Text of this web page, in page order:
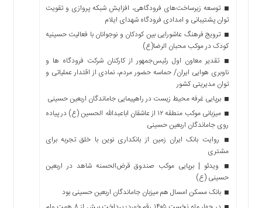
توسعه زیرساخت‌های فرودگاهی، افزایش شبکه پروازی و تقویت
توان پشتیبانی و امدادی فرودگاه شهدای ایلام
ترویج فرهنگ عاشورایی بین کودکان و نوجوانان با فعالیت حسینیه
کودک در موکب محبان الرضا(ع)
تقدیر معاون اول رئیس‌جمهور از کارکنان شرکت فرودگاه ها و
ناوبری هوایی ایران/ حماسه حضور مردم، نمادی از اقتدار عملیاتی و
توان مدیریتی کشور
برپایی غرفه محیط زیست در راهپیمایی جاماندگان اربعین حسینی
میزبانی موکب منطقه ۱۲ از عاشقان اباعبدالله الحسین (ع) در پیاده
روی جاماندگان اربعین حسینی
روایت بانک ایران زمین از بانکداری نوین با خلق تجربه برای
مشتری
ویدئو | برپایی موکب صندوق قرض‌الحسنه شاهد در اربعین
حسینی (ع)
بانک مسکن امسال هم میزبان جاماندگان اربعین حسینی بود